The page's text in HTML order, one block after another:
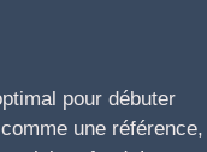
pour débuter
une référence,